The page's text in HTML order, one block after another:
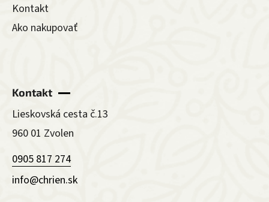
Kontakt
Ako nakupovať
Kontakt
Lieskovská cesta č.13
960 01 Zvolen
0905 817 274
info@chrien.sk